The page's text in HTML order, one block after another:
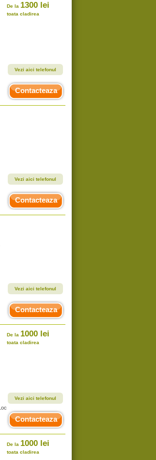
De la 1300 lei
toata cladirea
Vezi aici telefonul
Contacteaza
Vezi aici telefonul
Contacteaza
Vezi aici telefonul
Contacteaza
De la 1000 lei
toata cladirea
Vezi aici telefonul
Contacteaza
De la 1000 lei
toata cladirea